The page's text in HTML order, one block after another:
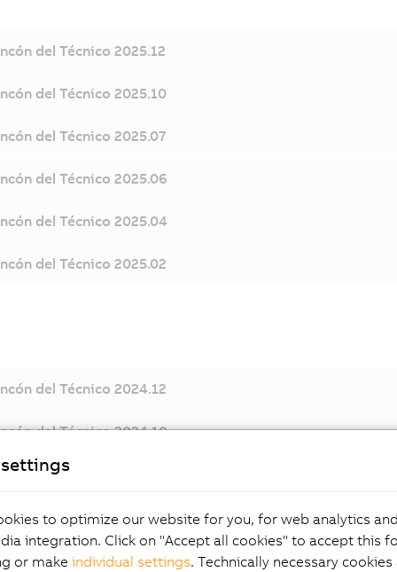
del Técnico 2025.12
del Técnico 2025.10
del Técnico 2025.07
del Técnico 2025.06
del Técnico 2025.04
del Técnico 2025.02
del Técnico 2024.12
del Técnico 2024.10
del Técnico 2024.07
del Técnico 2024.06
del Técnico 2024.04
to optimize our website for you, for web analytics
integration. Click on "Accept all cookies" to accept this
or make individual settings. Technically necessary